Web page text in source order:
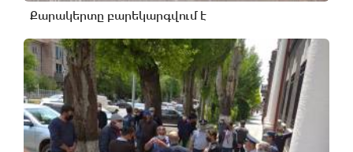
Քարակերտը բարեկարգվում է